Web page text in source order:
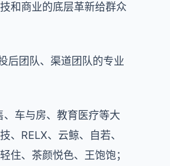
和商业的底层革新给群众
后团队、渠道团队的专业
车与房、教育医疗等大
、RELX、云鲸、自若、
住、茶颜悦色、王饱饱；